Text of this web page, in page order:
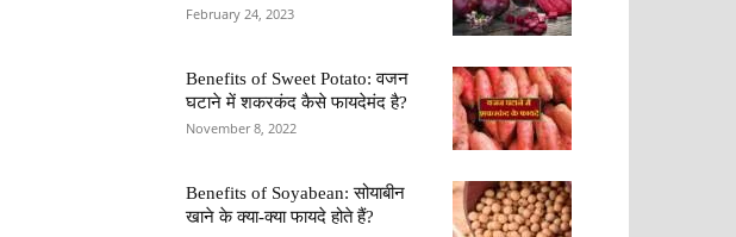
February 24, 2023
Benefits of Sweet Potato: वजन
घटाने में शकरकंद कैसे फायदेमंद है?
November 8, 2022
Benefits of Soyabean: सोयाबीन
खाने के क्या-क्या फायदे होते हैं?